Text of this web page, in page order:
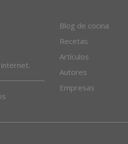
Blog de cocina
Recetas
Artículos
Autores
Empresas